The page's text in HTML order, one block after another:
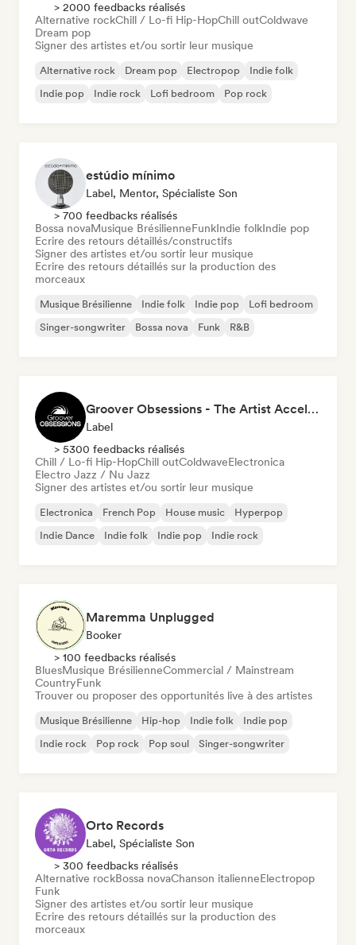
> 2000 feedbacks réalisés
Alternative rockChill / Lo-fi Hip-HopChill outColdwave
Dream pop
Signer des artistes et/ou sortir leur musique
Alternative rock Dream pop Electropop
Indie folk
Indie pop
Indie rock Lofi bedroom Pop rock
estúdio mínimo
Label, Mentor, Spécialiste Son
> 700 feedbacks réalisés
Bossa novaMusique BrésilienneFunkIndie folkIndie pop
Ecrire des retours détaillés/constructifs
Signer des artistes et/ou sortir leur musique
Ecrire des retours détaillés sur la production des
morceaux
Musique Brésilienne Indie folk Indie pop
Lofi bedroom
Singer-songwriter
Bossa nova Funk R&B
Groover Obsessions - The Artist Accelerator
Label
> 5300 feedbacks réalisés
Chill / Lo-fi Hip-HopChill outColdwaveElectronica
Electro Jazz / Nu Jazz
Signer des artistes et/ou sortir leur musique
Electronica French Pop House music
Hyperpop
Indie Dance
Indie folk Indie pop Indie rock
Maremma Unplugged
Booker
> 100 feedbacks réalisés
BluesMusique BrésilienneCommercial / Mainstream
CountryFunk
Trouver ou proposer des opportunités live à des artistes
Musique Brésilienne Hip-hop Indie folk
Indie pop
Indie rock
Pop rock Pop soul Singer-songwriter
Orto Records
Label, Spécialiste Son
> 300 feedbacks réalisés
Alternative rockBossa novaChanson italienneElectropop
Funk
Signer des artistes et/ou sortir leur musique
Ecrire des retours détaillés sur la production des
morceaux